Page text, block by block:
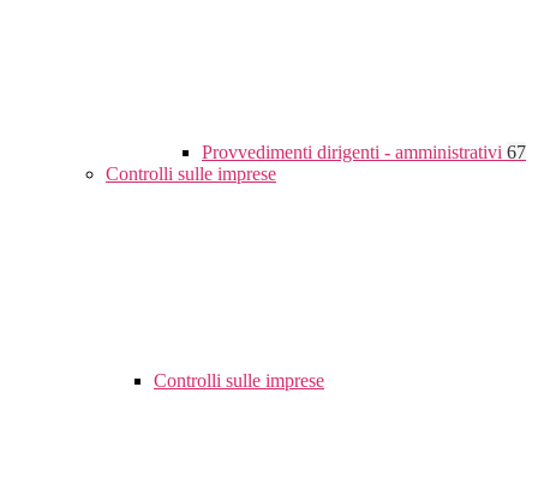
Provvedimenti dirigenti - amministrativi 67
Controlli sulle imprese
Controlli sulle imprese